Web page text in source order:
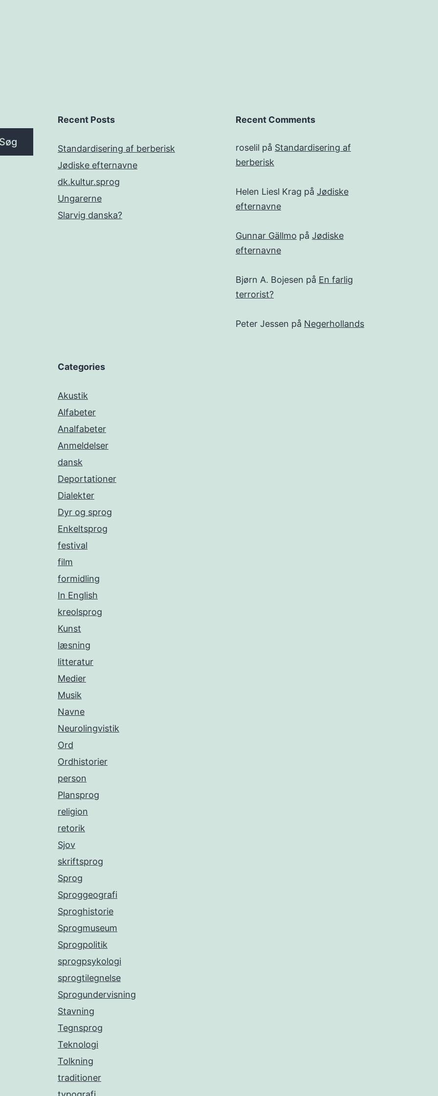
Recent Posts
Standardisering af berberisk
Jødiske efternavne
dk.kultur.sprog
Ungarerne
Slarvig danska?
Recent Comments
roselil på Standardisering af
berberisk
Helen Liesl Krag på Jødiske
efternavne
Gunnar Gällmo på Jødiske
efternavne
Bjørn A. Bojesen på En farlig
terrorist?
Peter Jessen på Negerhollands
Categories
Akustik
Alfabeter
Analfabeter
Anmeldelser
dansk
Deportationer
Dialekter
Dyr og sprog
Enkeltsprog
festival
film
formidling
In English
kreolsprog
Kunst
læsning
litteratur
Medier
Musik
Navne
Neurolingvistik
Ord
Ordhistorier
person
Plansprog
religion
retorik
Sjov
skriftsprog
Sprog
Sproggeografi
Sproghistorie
Sprogmuseum
Sprogpolitik
sprogpsykologi
sprogtilegnelse
Sprogundervisning
Stavning
Tegnsprog
Teknologi
Tolkning
traditioner